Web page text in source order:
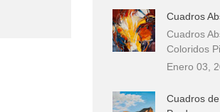
Cuadros
Cuadros
Coloridos
Enero 03,
Cuadros